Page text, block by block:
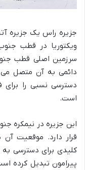
جزیره راس یک جزیره
ویکتوریا در قطب
سرزمین اصلی قطب
دائمی به آن متصل
دسترسی نسبی را برای
است.
این جزیره در نیمکره
قرار دارد. موقعیت
کلیدی برای دسترسی
پیرامون تبدیل کرده